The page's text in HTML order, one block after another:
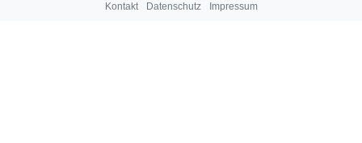
Kontakt
Datenschutz Impressum